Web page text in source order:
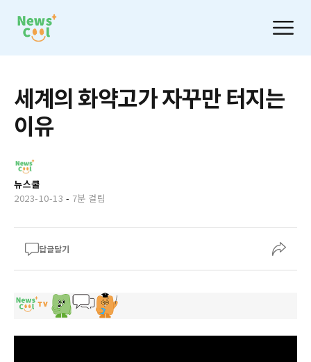
세계의 화약고가 자꾸만 터지는
이유
뉴스쿨
2023-10-13 - 7분 걸림
답글달기